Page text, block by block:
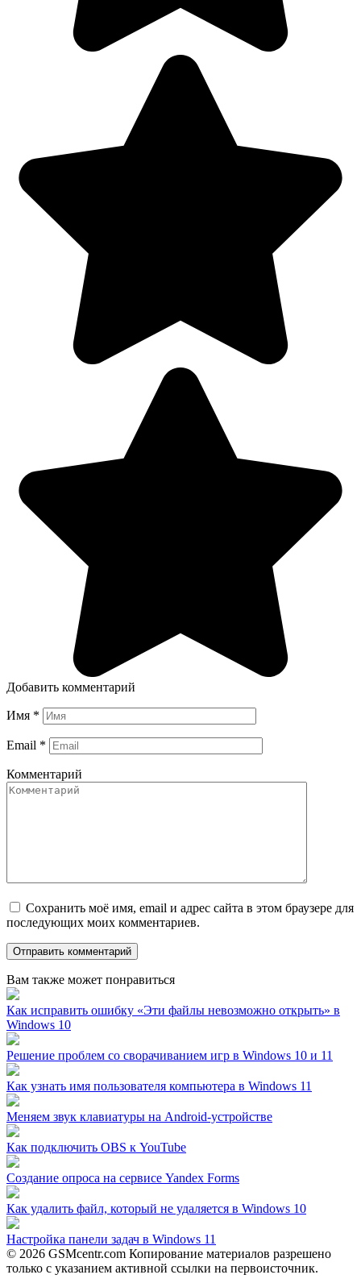
Добавить комментарий
Имя *
Email *
Комментарий
Сохранить моё имя, email и адрес сайта в этом браузере для
последующих моих комментариев.
Вам также может понравиться
Как исправить ошибку «Эти файлы невозможно открыть» в
Windows 10
Решение проблем со сворачиванием игр в Windows 10 и 11
Как узнать имя пользователя компьютера в Windows 11
Меняем звук клавиатуры на Android-устройстве
Как подключить OBS к YouTube
Создание опроса на сервисе Yandex Forms
Как удалить файл, который не удаляется в Windows 10
Настройка панели задач в Windows 11
© 2026 GSMcentr.com Копирование материалов разрешено
только с указанием активной ссылки на первоисточник.